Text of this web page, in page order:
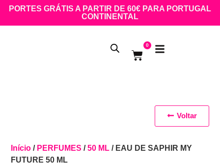
PORTES GRÁTIS A PARTIR DE 60€ PARA PORTUGAL
CONTINENTAL
0
Início / PERFUMES /50 ML / EAU DE SAPHIR MY
FUTURE 50 ML
Voltar